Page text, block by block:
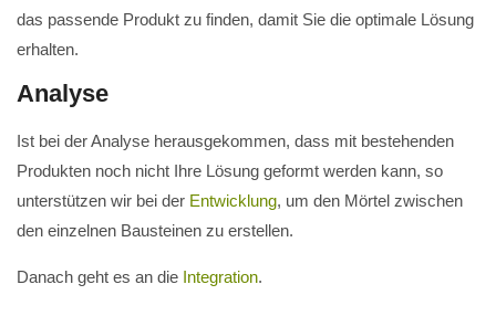
das passende Produkt zu finden, damit Sie die optimale Lösung
erhalten.
Analyse
Ist bei der Analyse herausgekommen, dass mit bestehenden
Produkten noch nicht Ihre Lösung geformt werden kann, so
unterstützen wir bei der Entwicklung, um den Mörtel zwischen
den einzelnen Bausteinen zu erstellen.
Danach geht es an die Integration.